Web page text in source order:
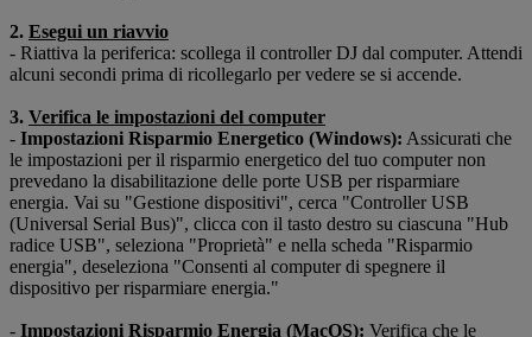
2. Esegui un riavvio
- Riattiva la periferica: scollega il controller DJ dal computer. Attendi
alcuni secondi prima di ricollegarlo per vedere se si accende.
3. Verifica le impostazioni del computer
- Impostazioni Risparmio Energetico (Windows): Assicurati che
le impostazioni per il risparmio energetico del tuo computer non
prevedano la disabilitazione delle porte USB per risparmiare
energia. Vai su "Gestione dispositivi", cerca "Controller USB
(Universal Serial Bus)", clicca con il tasto destro su ciascuna "Hub
radice USB", seleziona "Proprietà" e nella scheda "Risparmio
energia", deseleziona "Consenti al computer di spegnere il
dispositivo per risparmiare energia."
- Impostazioni Risparmio Energia (MacOS): Verifica che le